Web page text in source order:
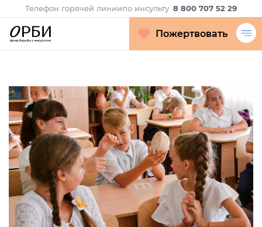
Телефон горячей линиипо инсульту 8 800 707 52 29
Пожертвовать